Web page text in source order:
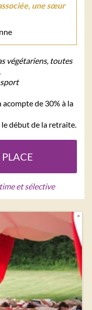
une sœur
végétariens, toutes
de 30% à la
début de la retraite.
et sélective